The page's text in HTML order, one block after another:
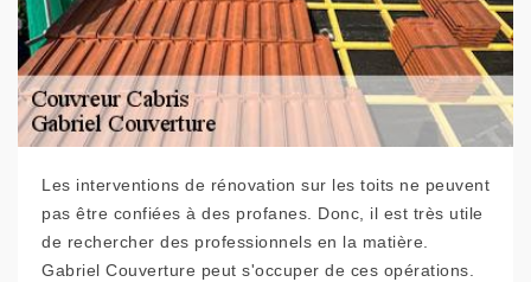
Les interventions de rénovation sur les toits ne peuvent
pas être confiées à des profanes. Donc, il est très utile
de rechercher des professionnels en la matière.
Gabriel Couverture peut s'occuper de ces opérations.